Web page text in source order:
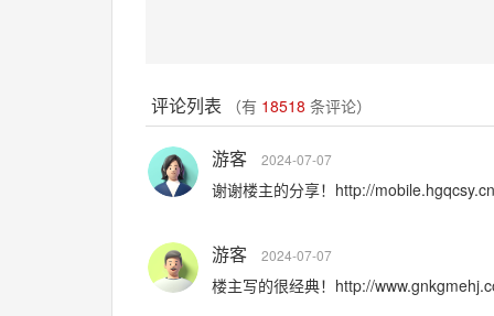
评论列表 （有 18518 条评论）
游客 2024-07-07
谢谢楼主的分享！http://mobile.hgqcsy.cn
游客 2024-07-07
楼主写的很经典！http://